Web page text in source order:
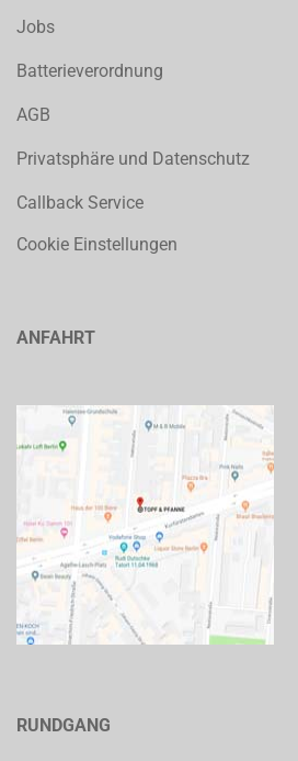
Jobs
Batterieverordnung
AGB
Privatsphäre und Datenschutz
Callback Service
Cookie Einstellungen
ANFAHRT
RUNDGANG